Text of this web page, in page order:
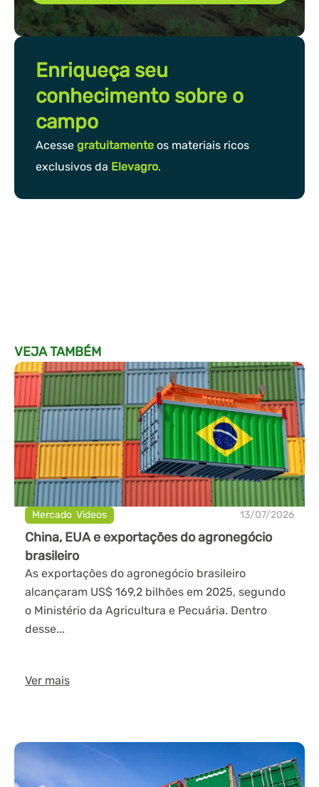
Enriqueça seu
conhecimento sobre o
campo
Acesse gratuitamente os materiais ricos
exclusivos da Elevagro.
VEJA TAMBÉM
Mercado,Videos 13/07/2026
China, EUA e exportações do agronegócio
brasileiro
As exportações do agronegócio brasileiro
alcançaram US$ 169,2 bilhões em 2025, segundo
o Ministério da Agricultura e Pecuária. Dentro
desse...
Ver mais